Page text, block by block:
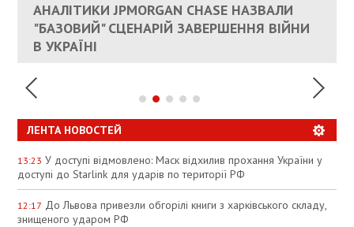
КАНДИДАТ В ПРЕМЬЕРЫ ПОЛЬШИ ПРИЗВАЛ
ЕС ПРЕКРАТИТЬ ВОЕННУЮ ПОМОЩЬ
УКРАИНЕ
АНАЛІТИКИ JPMORGAN CHASE НАЗВАЛИ
"БАЗОВИЙ" СЦЕНАРІЙ ЗАВЕРШЕННЯ ВІЙНИ
В УКРАЇНІ
РЮТТЕ
ПАЛИВНИЙ РИНОК РОЗІГРІЛИ ШТУЧНО:
АНАЛІТИКИ ЗВИНУВАТИЛИ АЗС У
СПЕКУЛЯЦІЇ
ЛЕНТА НОВОСТЕЙ
13:23 У доступі відмовлено: Маск відхилив прохання України у
доступі до Starlink для ударів по території РФ
12:17 До Львова привезли обгорілі книги з харківського складу,
знищеного ударом РФ